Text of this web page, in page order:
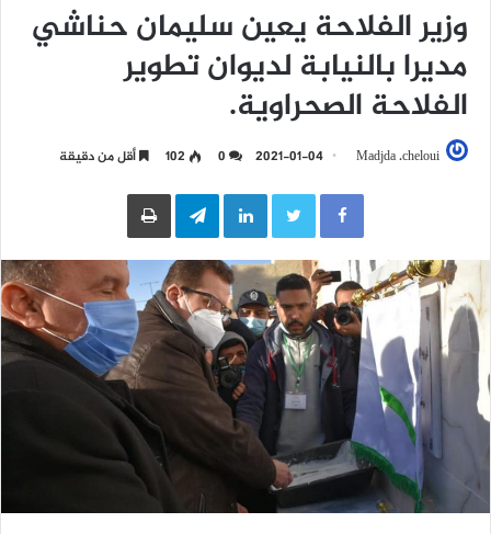
وزير الفلاحة يعين سليمان حناشي
مديرا بالنيابة لديوان تطوير
الفلاحة الصحراوية.
Madjda .cheloui
2021-01-04
102 أقل من دقيقة
LinkedIn
Telegramطباعة